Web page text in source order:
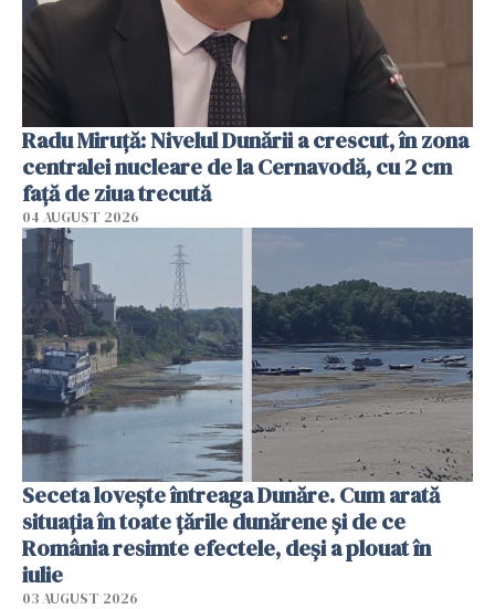
Radu Miruţă: Nivelul Dunării a crescut, în zona
centralei nucleare de la Cernavodă, cu 2 cm
faţă de ziua trecută
04 AUGUST 2026
Seceta lovește întreaga Dunăre. Cum arată
situația în toate țările dunărene și de ce
România resimte efectele, deși a plouat în
iulie
03 AUGUST 2026